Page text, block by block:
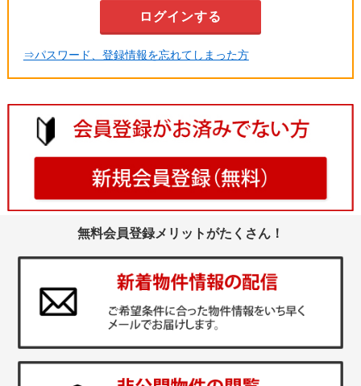
⇒パスワード、登録情報を忘れてしまった方
無料会員登録メリットがたくさん！